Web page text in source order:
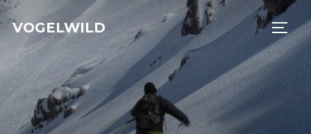
Zu
Inhalten
springen
VOGELWILD